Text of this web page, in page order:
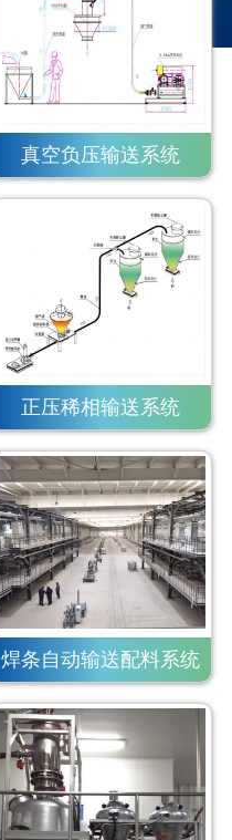
真空负压输送系统
正压稀相输送系统
焊条自动输送配料系统